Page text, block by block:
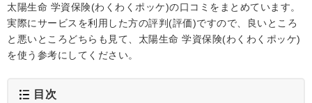
太陽生命 学資保険(わくわくポッケ)の口コミをまとめています。
実際にサービスを利用した方の評判(評価)ですので、良いところ
と悪いところどちらも見て、太陽生命 学資保険(わくわくポッケ)
を使う参考にしてください。
目次